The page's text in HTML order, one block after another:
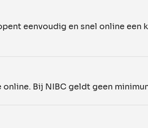
eenvoudig en snel online
Bij NIBC geldt geen